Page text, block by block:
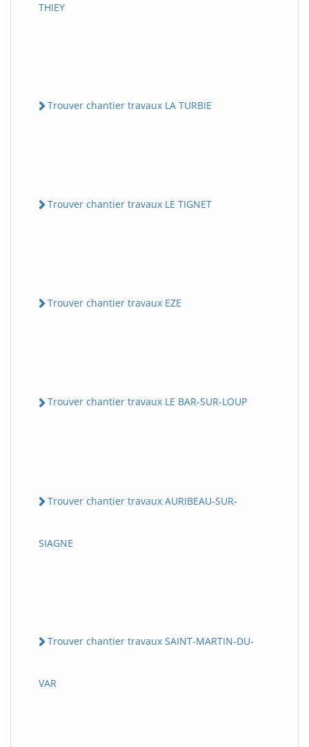
THIEY
Trouver chantier travaux LA TURBIE
Trouver chantier travaux LE TIGNET
Trouver chantier travaux EZE
Trouver chantier travaux LE BAR-SUR-LOUP
Trouver chantier travaux AURIBEAU-SUR-
SIAGNE
Trouver chantier travaux SAINT-MARTIN-DU-
VAR